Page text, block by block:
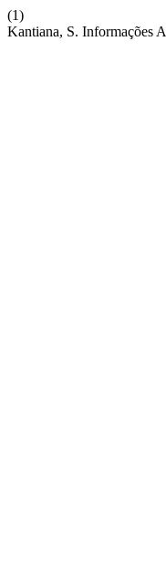
(1)
Kantiana, S. Informações